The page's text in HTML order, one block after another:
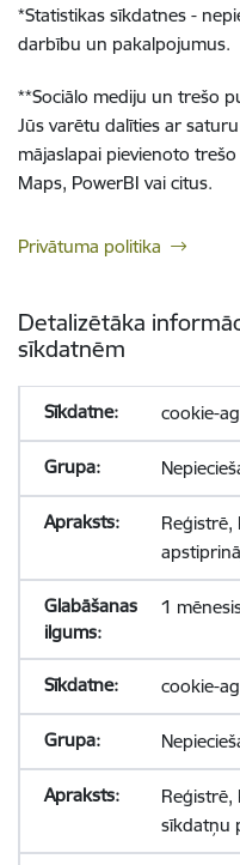
*Statistikas sīkdatnes -
darbību un pakalpojumus.
**Sociālo mediju un trešo
Jūs varētu dalīties ar
mājaslapai pievienoto
Maps, PowerBI vai citus.
Privātuma politika
Detalizētāka
sīkdatnēm
cookie-
Reģistrē,
1
cookie-
Reģistrē,
sīkdatņu